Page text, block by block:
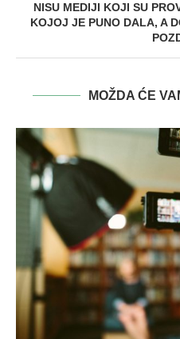
NISU MEDIJI KOJI SU
KOJOJ JE PUNO DALA, A
MOŽDA ĆE